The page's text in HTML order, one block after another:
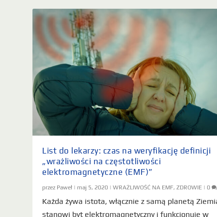
List do lekarzy: czas na weryfikację definicji
„wrażliwości na częstotliwości
elektromagnetyczne (EMF)”
przez Paweł | maj 5, 2020 |WRAŻLIWOŚĆ NA EMF,ZDROWIE |0
Każda żywa istota, włącznie z samą planetą
stanowi byt elektromagnetyczny i funkcjonuje w